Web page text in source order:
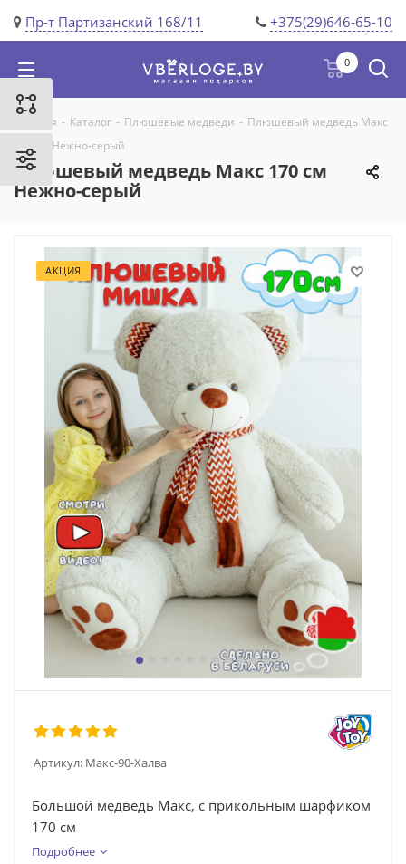
Пр-т Партизанский 168/11 +375(29)646-65-10
0
Главная - Каталог - Плюшевые медведи - Плюшевый медведь Макс
170 см Нежно-серый
Плюшевый медведь Макс 170 см
Нежно-серый
АКЦИЯ
Артикул: Макс-90-Халва
Большой медведь Макс, с прикольным шарфиком
170 см
Подробнее